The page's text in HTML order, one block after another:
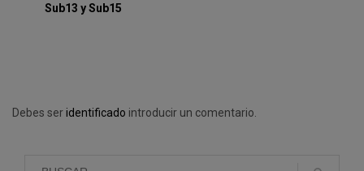
Sub13 y Sub15
Debes seridentificado introducir un comentario.